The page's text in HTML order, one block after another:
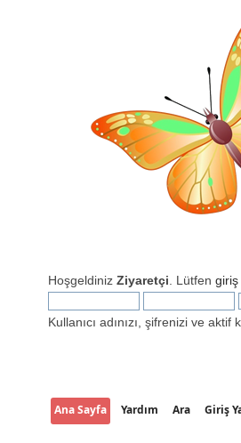
Hoşgeldiniz Ziyaretçi . Lütfen giriş
Kullanıcı adınızı, şifrenizi ve
Ana Sayfa Yardım Ara Giriş